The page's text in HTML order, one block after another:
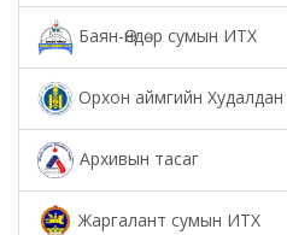
Баян-Өндөр сумын ИТХ
Орхон аймгийн
Архивын тасаг
Жаргалант сумын ИТХ